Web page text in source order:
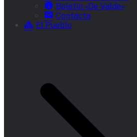
Boletín «De Valde»
Contacta
El Pueblo